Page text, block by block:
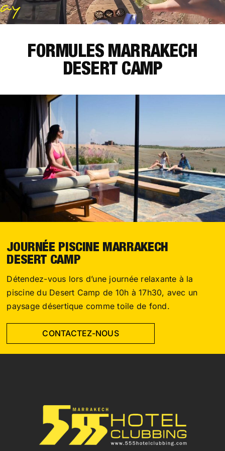
FORMULES MARRAKECH
DESERT CAMP
JOURNÉE PISCINE MARRAKECH
DESERT CAMP
Détendez-vous lors d’une journée relaxante à la
piscine du Desert Camp de 10h à 17h30, avec un
paysage désertique comme toile de fond.
CONTACTEZ-NOUS